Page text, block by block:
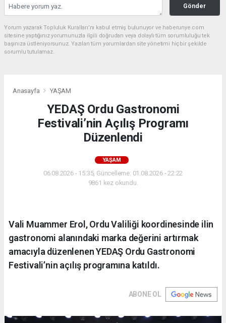
Gönder
Yorum yazarak Topluluk Kuralları’nı kabul etmiş bulunuyor ve haberunye.com
sitesine yaptığınız yorumunuzla ilgili doğrudan veya dolaylı tüm sorumluluğu tek
başınıza üstleniyorsunuz. Yazılan tüm yorumlardan site yönetimi hiçbir şekilde
sorumlu tutulamaz.
Anasayfa YAŞAM
YEDAŞ Ordu Gastronomi
Festivali’nin Açılış Programı
Düzenlendi
YAŞAM
06.08.2026 - 15:35, Güncelleme: 01.08.2026 - 22:22
9861 kez okundu.
Vali Muammer Erol, Ordu Valiliği koordinesinde ilin
gastronomi alanındaki marka değerini artırmak
amacıyla düzenlenen YEDAŞ Ordu Gastronomi
Festivali’nin açılış programına katıldı.
ABONE OL